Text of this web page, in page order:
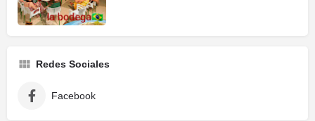
Redes Sociales
Facebook